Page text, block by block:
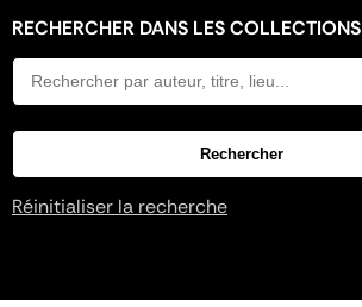
RECHERCHER DANS LES COLLECTIONS
Réinitialiser la recherche